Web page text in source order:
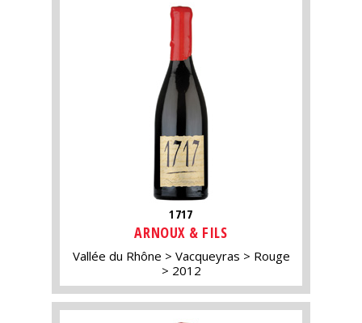
1717
ARNOUX & FILS
Vallée du Rhône Vacqueyras
Rouge
2012